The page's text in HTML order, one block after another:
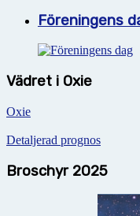
Föreningens
Vädret i Oxie
Oxie
Detaljerad prognos
Broschyr 2025